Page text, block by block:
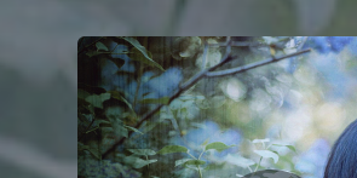
You're all set!